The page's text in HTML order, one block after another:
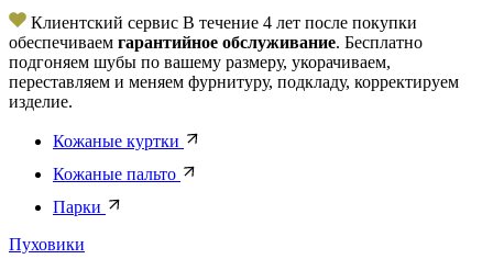
Клиентский сервис В течение 4 лет после покупки
обеспечиваем гарантийное обслуживание. Бесплатно
подгоняем шубы по вашему размеру, укорачиваем,
переставляем и меняем фурнитуру, подкладу, корректируем
изделие.
Кожаные куртки
Кожаные пальто
Парки
Пуховики